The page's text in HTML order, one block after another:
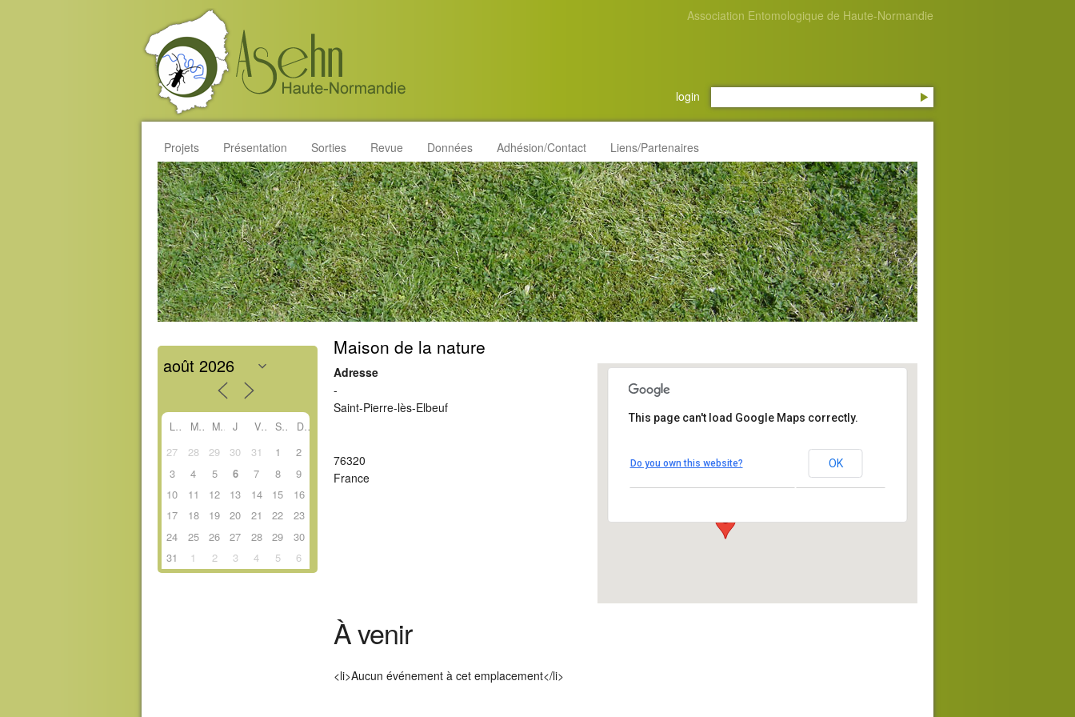
Association Entomologique de Haute-Normandie
login
Projets Présentation Sorties Revue Données Adhésion/Contact Liens/Partenaires
L M M J V S D
27 28 29 30 31 1
2
3
4 5 6 7 8
9
10
11 12 13 14 15
16
17
18 19 20 21 22
23
24
25 26 27 28 29
30
31
1 2 3 4 5 6
Maison de la nature
- - Saint-Pierre-lès-Elbeuf
Détails
This page can't load Google Maps correctly.
Do you own this website? OK
Adresse
-
Saint-Pierre-lès-Elbeuf
76320
France
À venir
<li>Aucun événement à cet emplacement</li>